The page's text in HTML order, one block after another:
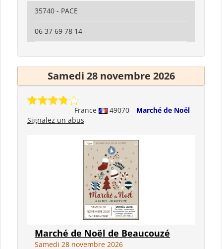
35740 - PACE
06 37 69 78 14
Samedi 28 novembre 2026
France 49070
Marché de Noël
Signalez un abus
Marché de Noël de Beaucouzé
Samedi 28 novembre 2026